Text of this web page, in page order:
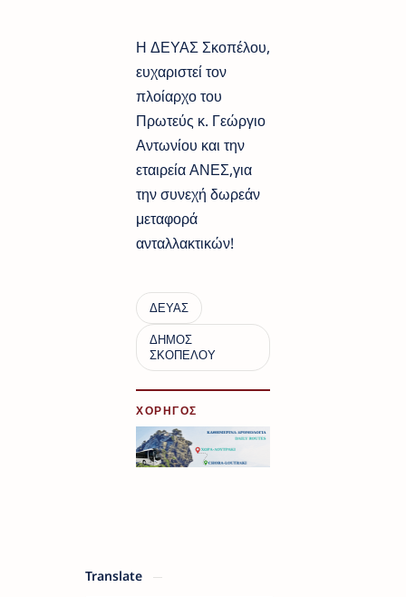
Η ΔΕΥΑΣ Σκοπέλου,
ευχαριστεί τον
πλοίαρχο του
Πρωτεύς κ. Γεώργιο
Αντωνίου και την
εταιρεία ΑΝΕΣ,για
την συνεχή δωρεάν
μεταφορά
ανταλλακτικών!
ΧΟΡΗΓΟΣ
Translate